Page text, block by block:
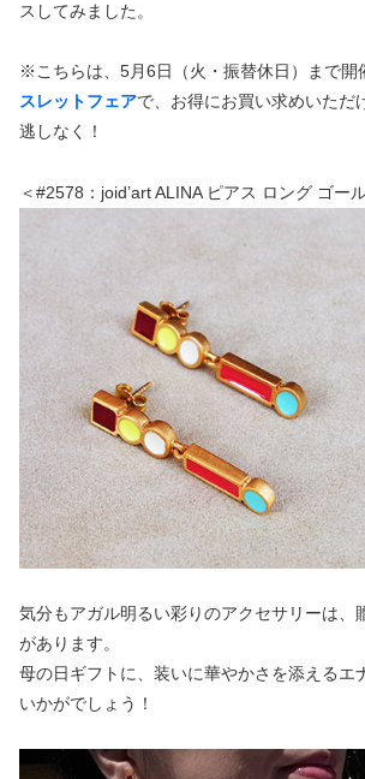
スしてみました。
※こちらは、5月6日（火・振替休日）まで開
スレットフェアで、お得にお買い求めいただ
逃しなく！
＜#2578：joid’art ALINA ピアス ロング ゴー
気分もアガル明るい彩りのアクセサリーは、
があります。
母の日ギフトに、装いに華やかさを添えるエ
いかがでしょう！